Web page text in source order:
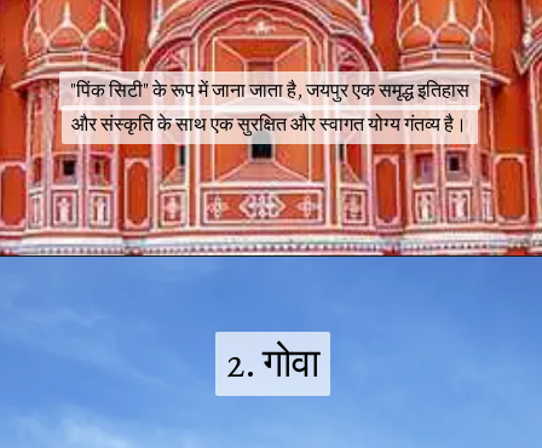
"पिंक सिटी" के रूप में जाना जाता है, जयपुर एक समृद्ध इतिहास
और संस्कृति के साथ एक सुरक्षित और स्वागत योग्य गंतव्य है।
"पिंक सिटी" के रूप में जाना जाता है, जयपुर एक समृद्ध इतिहास
और संस्कृति के साथ एक सुरक्षित और स्वागत योग्य गंतव्य है।
2. गोवा
2. गोवा